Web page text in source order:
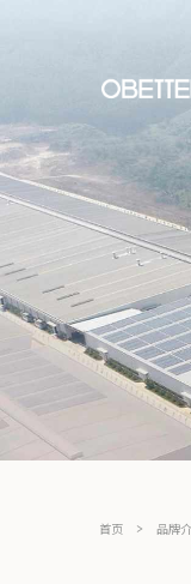
首页 品牌